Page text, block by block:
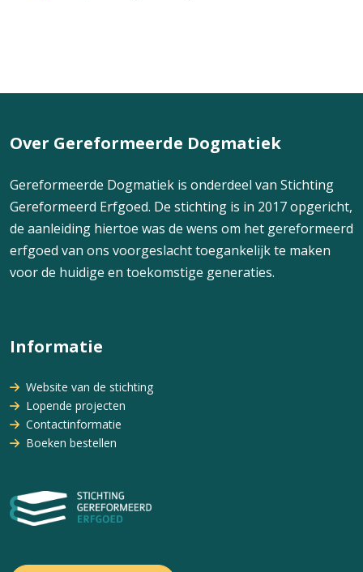
Over Gereformeerde Dogmatiek
Gereformeerde Dogmatiek is onderdeel van Stichting
Gereformeerd Erfgoed. De stichting is in 2017 opgericht,
de aanleiding hiertoe was de wens om het gereformeerd
erfgoed van ons voorgeslacht toegankelijk te maken
voor de huidige en toekomstige generaties.
Informatie
Website van de stichting
Lopende projecten
Contactinformatie
Boeken bestellen